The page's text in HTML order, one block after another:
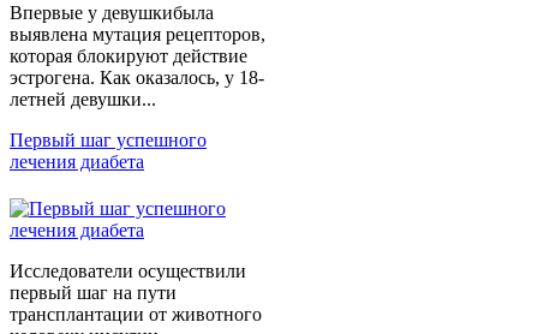
Впервые у девушкибыла
выявлена мутация рецепторов,
которая блокируют действие
эстрогена. Как оказалось, у 18-
летней девушки...
Первый шаг успешного
лечения диабета
Исследователи осуществили
первый шаг на пути
трансплантации от животного